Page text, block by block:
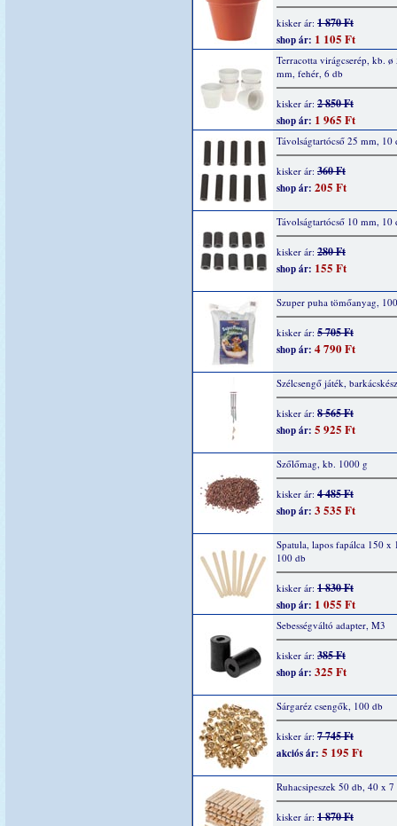
kisker ár: 1 870 Ft
shop ár: 1 105 Ft
Terracotta virágcserép, kb.
mm, fehér, 6 db
kisker ár: 2 850 Ft
shop ár: 1 965 Ft
Távolságtartócső 25 mm, 10
kisker ár: 360 Ft
shop ár: 205 Ft
Távolságtartócső 10 mm, 10
kisker ár: 280 Ft
shop ár: 155 Ft
Szuper puha tömőanyag,
kisker ár: 5 705 Ft
shop ár: 4 790 Ft
Szélcsengő játék,
kisker ár: 8 565 Ft
shop ár: 5 925 Ft
Szőlőmag, kb. 1000 g
kisker ár: 4 485 Ft
shop ár: 3 535 Ft
Spatula, lapos fapálca 150 x
100 db
kisker ár: 1 830 Ft
shop ár: 1 055 Ft
Sebességváltó adapter, M3
kisker ár: 385 Ft
shop ár: 325 Ft
Sárgaréz csengők, 100 db
kisker ár: 7 745 Ft
akciós ár: 5 195 Ft
Ruhacsipeszek 50 db, 40 x
kisker ár: 1 870 Ft